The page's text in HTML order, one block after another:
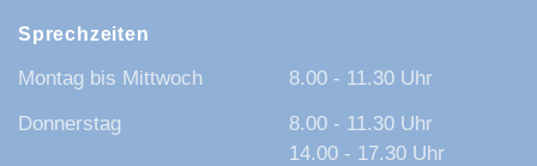
Sprechzeiten
Montag bis Mittwoch
8.00 - 11.30 Uhr
Donnerstag
8.00 - 11.30 Uhr
14.00 - 17.30 Uhr